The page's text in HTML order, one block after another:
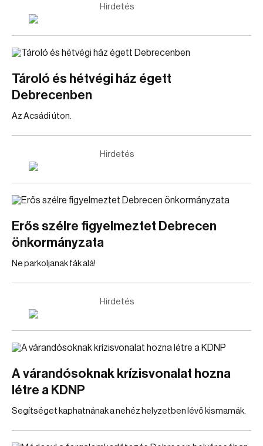
Hirdetés
Tároló és hétvégi ház égett
Debrecenben
Az Acsádi úton.
Hirdetés
Erős szélre figyelmeztet Debrecen
önkormányzata
Ne parkoljanak fák alá!
Hirdetés
A várandósoknak krízisvonalat hozna
létre a KDNP
Segítséget kaphatnának a nehéz helyzetben lévő kismamák.